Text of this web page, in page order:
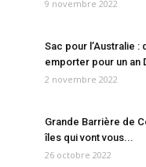
9 novembre 2022
Sac pour l’Australie :
emporter pour un an
2 novembre 2022
Grande Barrière de
îles qui vont vous...
26 octobre 2022